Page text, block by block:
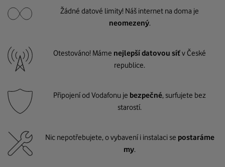
Žádné datové limity! Náš internet na doma je
neomezený.
Otestováno! Máme nejlepší datovou síťv České
republice.
Připojení od Vodafonu je bezpečné, surfujete bez
starostí.
Nic nepotřebujete, o vybavení i instalaci se postaráme
my.